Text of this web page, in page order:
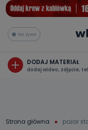
Na żywo
DODAJ MATERIAŁ
dodaj wideo, zdjęcie,
Strona główna pożar